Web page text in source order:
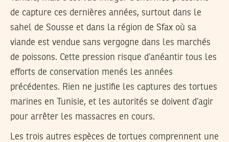
de capture ces dernières années, surtout dans le
sahel de Sousse et dans la région de Sfax où sa
viande est vendue sans vergogne dans les marchés
de poissons. Cette pression risque d’anéantir tous les
efforts de conservation menés les années
précédentes. Rien ne justifie les captures des tortues
marines en Tunisie, et les autorités se doivent d’agir
pour arrêter les massacres en cours.
Les trois autres espèces de tortues comprennent une